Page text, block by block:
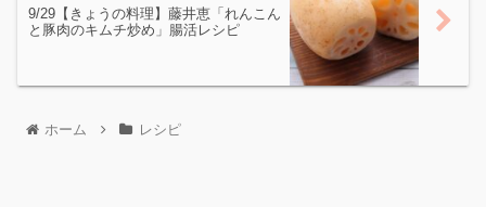
9/29【きょうの料理】藤井恵「れんこん
と豚肉のキムチ炒め」腸活レシピ
ホーム レシピ